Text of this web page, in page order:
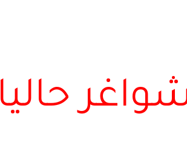
حاليا